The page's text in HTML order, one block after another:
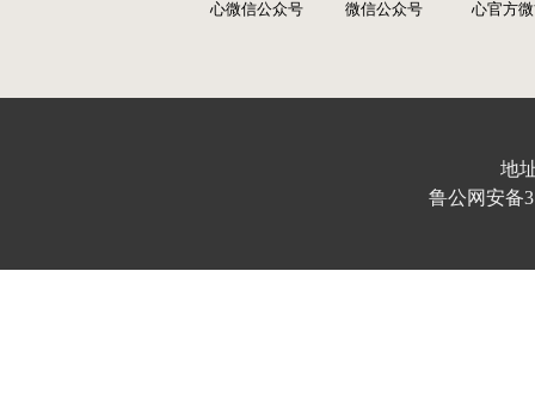
心微信公众号
微信公众号
心官方
地
鲁公网安备